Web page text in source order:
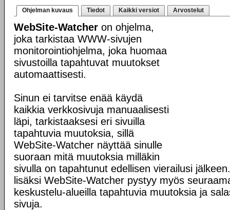
Ohjelman kuvaus Tiedot Kaikki versiot Arvostelut
WebSite-Watcher on ohjelma,
joka tarkistaa WWW-sivujen
monitorointiohjelma, joka huomaa
sivustoilla tapahtuvat muutokset
automaattisesti.
Sinun ei tarvitse enää käydä
kaikkia verkkosivuja manuaalisesti
läpi, tarkistaaksesi eri sivuilla
tapahtuvia muutoksia, sillä
WebSite-Watcher näyttää sinulle
suoraan mitä muutoksia milläkin
sivulla on tapahtunut edellisen vierailusi
lisäksi WebSite-Watcher pystyy myös
keskustelu-alueilla tapahtuvia muutoksia ja
sivuja.